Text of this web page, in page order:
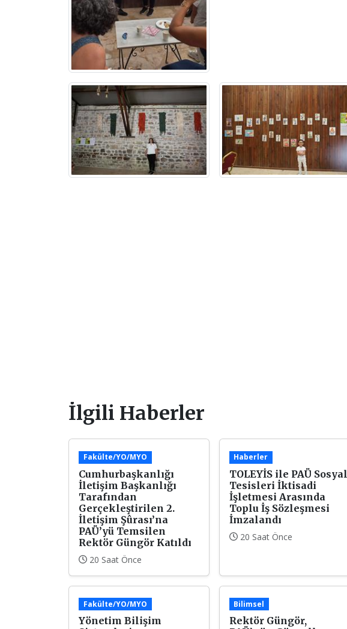
İlgili Haberler
Fakülte/YO/MYO
Cumhurbaşkanlığı
İletişim Başkanlığı
Tarafından
Gerçekleştirilen 2.
İletişim Şûrası’na
PAÜ’yü Temsilen
Rektör Güngör Katıldı
20 Saat Önce
Haberler
TOLEYİS ile PAÜ Sosyal
Tesisleri İktisadi
İşletmesi Arasında
Toplu İş Sözleşmesi
İmzalandı
20 Saat Önce
Fakülte/YO/MYO
Yönetim Bilişim
Bilimsel
Rektör Güngör,